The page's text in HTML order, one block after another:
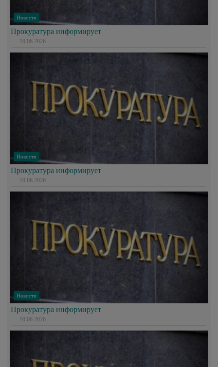
Новости
Прокуратура информирует
10.06.2026
Новости
Прокуратура информирует
10.06.2026
Новости
Прокуратура информирует
10.06.2026